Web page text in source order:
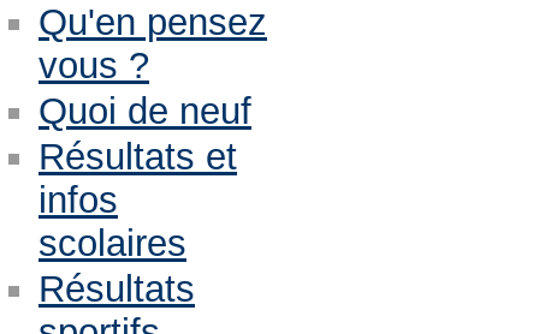
Qu'en pensez
vous ?
Quoi de neuf
Résultats et
infos
scolaires
Résultats